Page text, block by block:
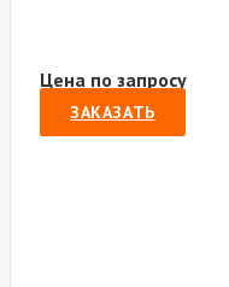
Цена по запросу
ЗАКАЗАТЬ